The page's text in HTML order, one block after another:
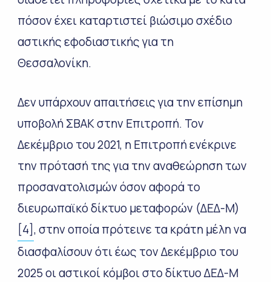
πόσον έχει καταρτιστεί βιώσιμο σχέδιο
αστικής εφοδιαστικής για τη
Θεσσαλονίκη.
Δεν υπάρχουν απαιτήσεις για την επίσημη
υποβολή ΣΒΑΚ στην Επιτροπή. Τον
Δεκέμβριο του 2021, η Επιτροπή ενέκρινε
την πρότασή της για την αναθεώρηση των
προσανατολισμών όσον αφορά το
διευρωπαϊκό δίκτυο μεταφορών (ΔΕΔ-Μ)
[4] , στην οποία πρότεινε τα κράτη μέλη να
διασφαλίσουν ότι έως τον Δεκέμβριο του
2025 οι αστικοί κόμβοι στο δίκτυο ΔΕΔ-Μ